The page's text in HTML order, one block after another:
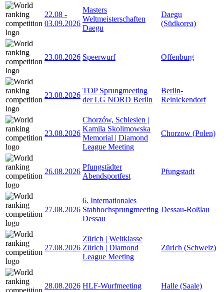
22.08 -
03.09.2026
Masters
Weltmeisterschaften
Daegu
Daegu
(Südkorea)
23.08.2026 Speerwurf Offenburg
23.08.2026
TOP Sprungmeeting
der LG NORD Berlin
Berlin-
Reinickendorf
23.08.2026
Chorzów, Schlesien |
Kamila Skolimowska
Memorial | Diamond
League Meeting
Chorzow (Polen)
26.08.2026
Pfungstädter
Abendsportfest
Pfungstadt
27.08.2026
6. Internationales
Stabhochsprungmeeting
Dessau
Dessau-Roßlau
27.08.2026
Zürich | Weltklasse
Zürich | Diamond
League Meeting
Zürich (Schweiz)
28.08.2026 HLF-Wurfmeeting Halle (Saale)